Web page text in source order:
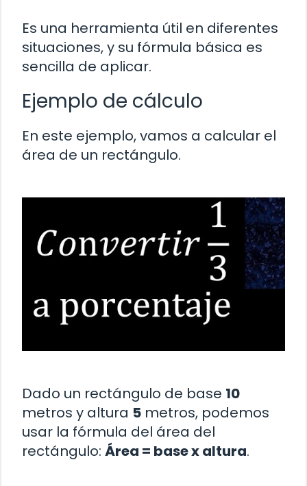
Es una herramienta útil en diferentes
situaciones, y su fórmula básica es
sencilla de aplicar.
Ejemplo de cálculo
En este ejemplo, vamos a calcular el
área de un rectángulo.
Dado un rectángulo de base 10
metros y altura 5 metros, podemos
usar la fórmula del área del
rectángulo: Área = base x altura.